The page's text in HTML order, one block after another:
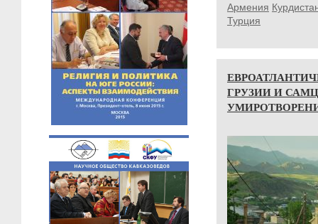
Армения
Турция
ГРУЗИИ И